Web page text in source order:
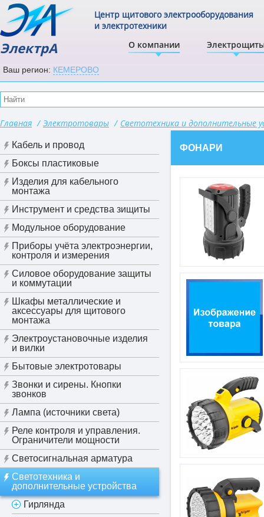
ЭлектрА О компании
Центр щитового электрооборудования
и электротехники
Ваш регион: КЕМЕРОВО
Главная / Электротовары / Светотехника и дополнительные
Кабель и провод
Боксы пластиковые
Изделия для кабельного
монтажа
Инструмент и средства зищиты
Модульное оборудование
Приборы учёта электроэнергии,
контроля и измерения
Силовое оборудование защиты
и коммутации
Шкафы металлические и
аксессуары для щитового
монтажа
Электроустановочные изделия
и вилки
Бытовые электротовары
Звонки и сирены. Кнопки
звонков
Лампа (источники света)
Реле контроля и управления.
Ограничители мощности
Светосигнальная арматура
Светотехника и
дополнительные устройства
Гирлянда
ФОНАРИ